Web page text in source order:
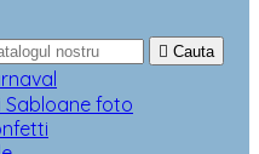
 Cauta
Sabloane foto